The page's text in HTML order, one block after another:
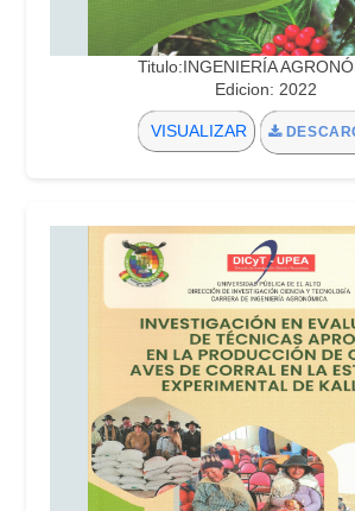
Titulo:INGENIERÍA
Edicion: 2022
VISUALIZAR